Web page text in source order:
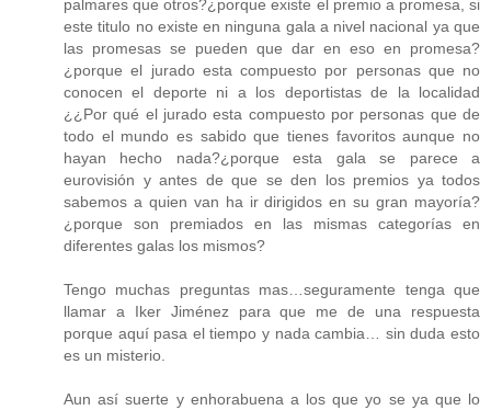
palmares que otros?¿porque existe el premio a promesa, si
este titulo no existe en ninguna gala a nivel nacional ya que
las promesas se pueden que dar en eso en promesa?
¿porque el jurado esta compuesto por personas que no
conocen el deporte ni a los deportistas de la localidad
¿¿Por qué el jurado esta compuesto por personas que de
todo el mundo es sabido que tienes favoritos aunque no
hayan hecho nada?¿porque esta gala se parece a
eurovisión y antes de que se den los premios ya todos
sabemos a quien van ha ir dirigidos en su gran mayoría?
¿porque son premiados en las mismas categorías en
diferentes galas los mismos?
Tengo muchas preguntas mas…seguramente tenga que
llamar a Iker Jiménez para que me de una respuesta
porque aquí pasa el tiempo y nada cambia… sin duda esto
es un misterio.
Aun así suerte y enhorabuena a los que yo se ya que lo